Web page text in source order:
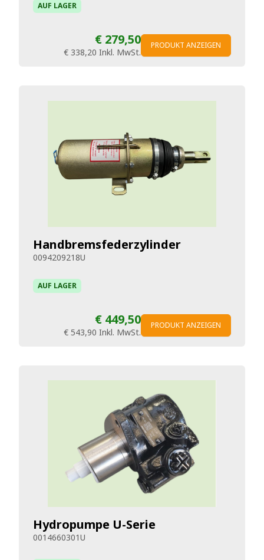
AUF LAGER
€ 279,50
€ 338,20 Inkl. MwSt.
PRODUKT ANZEIGEN
Handbremsfederzylinder
0094209218U
AUF LAGER
€ 449,50
€ 543,90 Inkl. MwSt.
PRODUKT ANZEIGEN
Hydropumpe U-Serie
0014660301U